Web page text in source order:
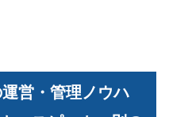
営・管理ノウハ